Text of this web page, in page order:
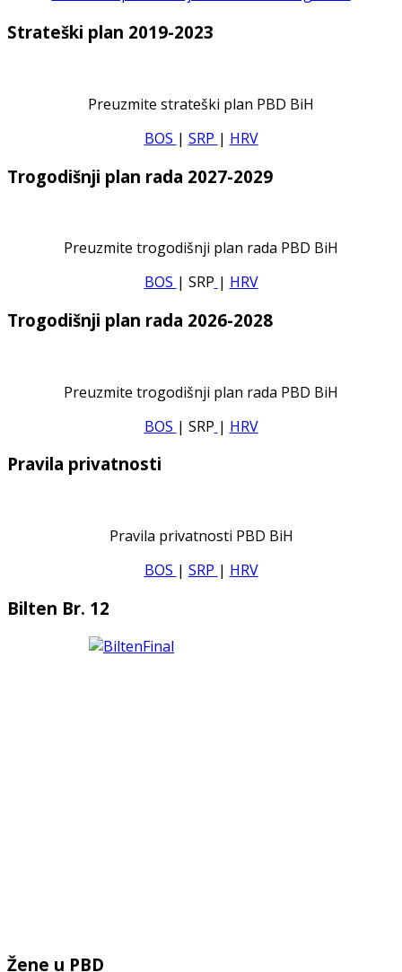
Strateški plan 2019-2023
Preuzmite strateški plan PBD BiH
BOS | SRP | HRV
Trogodišnji plan rada 2027-2029
Preuzmite trogodišnji plan rada PBD BiH
BOS | SRP | HRV
Trogodišnji plan rada 2026-2028
Preuzmite trogodišnji plan rada PBD BiH
BOS | SRP | HRV
Pravila privatnosti
Pravila privatnosti PBD BiH
BOS | SRP | HRV
Bilten Br. 12
Žene u PBD